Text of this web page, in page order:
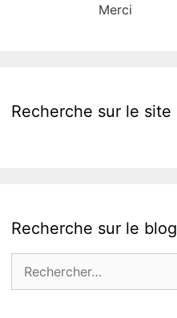
Merci
Recherche sur le site
Recherche sur le blog